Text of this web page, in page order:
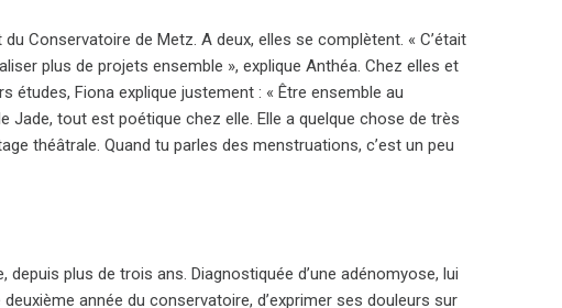
Conservatoire de Metz. A deux, elles se complètent. « C’était
plus de projets ensemble », explique Anthéa. Chez elles et
Fiona explique justement : « Être ensemble au
tout est poétique chez elle. Elle a quelque chose de très
théâtrale. Quand tu parles des menstruations, c’est un peu
plus de trois ans. Diagnostiquée d’une adénomyose, lui
année du conservatoire, d’exprimer ses douleurs sur